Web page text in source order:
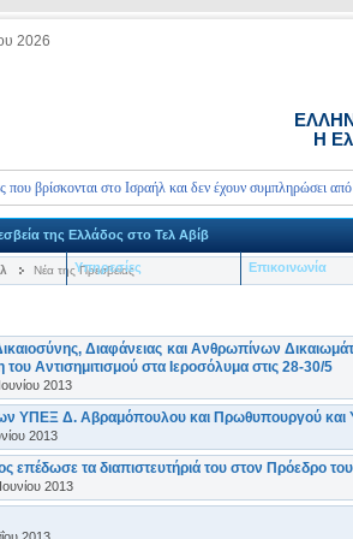
2026
Η
στο Ισραήλ και δεν έχουν συμπληρώσει
της Ελλάδος στο Τελ Αβίβ
Υπηρεσίες Επικοινωνία
Νέα της Πρεσβείας
Διαφάνειας και Ανθρωπίνων
Αντισημιτισμού στα Ιεροσόλυμα στις 28-30/5
2013
ΥΠΕΞ Δ. Αβραμόπουλου και Πρωθυπουργού και
2013
επέδωσε τα διαπιστευτήριά του στον Πρόεδρο
2013